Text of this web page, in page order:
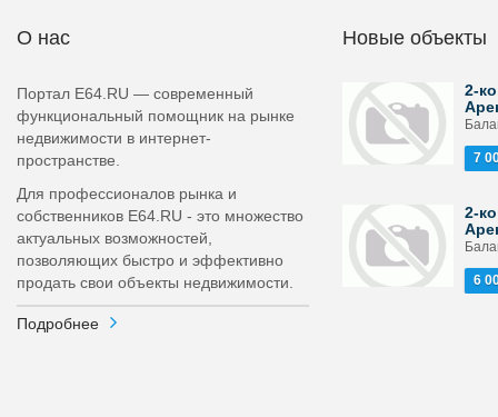
О нас
Портал E64.RU — современный
функциональный помощник на рынке
недвижимости в интернет-
пространстве.
Для профессионалов рынка и
собственников E64.RU - это множество
актуальных возможностей,
позволяющих быстро и эффективно
продать свои объекты недвижимости.
Подробнее
Новые объекты
2-
7
2-
6